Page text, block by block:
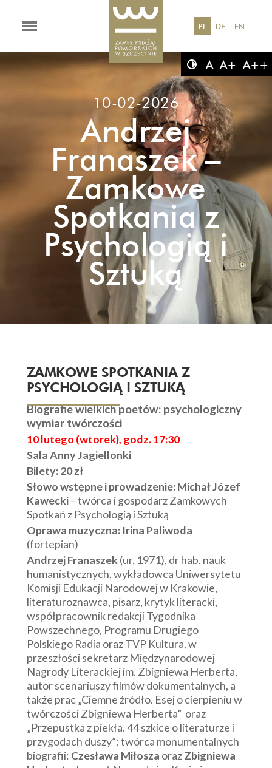
A A+ A++
PL DE EN
10-02-2026
Andrzej
Franaszek –
Zamkowe
Spotkania z
Psychologią i
Sztuką
ZAMKOWE SPOTKANIA Z
PSYCHOLOGIĄ I SZTUKĄ
Biografie wielkich poetów: psychologiczny
wymiar twórczości
10 lutego (wtorek), godz. 17:30
Sala Anny Jagiellonki
Bilety: 20 zł
Słowo wstępne i prowadzenie: Michał Józef
Kawecki– twórca i gospodarz Zamkowych
Spotkań z Psychologią i Sztuką
Oprawa muzyczna: Irina Paliwoda
(fortepian)
Andrzej Franaszek(ur. 1971), dr hab. nauk
humanistycznych, wykładowca Uniwersytetu
Komisji Edukacji Narodowej w Krakowie,
literaturoznawca, pisarz, krytyk literacki,
współpracownik redakcji Tygodnika
Powszechnego, Programu Drugiego
Polskiego Radia oraz TVP Kultura, w
przeszłości sekretarz Międzynarodowej
Nagrody Literackiej im. Zbigniewa Herberta,
autor scenariuszy filmów dokumentalnych, a
także prac „Ciemne źródło. Esej o cierpieniu w
twórczości Zbigniewa Herberta” oraz
„Przepustka z piekła. 44 szkice o literaturze i
przygodach duszy”; twórca monumentalnych
biografii: Czesława Miłosza orazZbigniewa